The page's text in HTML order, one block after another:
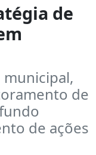
de
municipal,
de
de ações